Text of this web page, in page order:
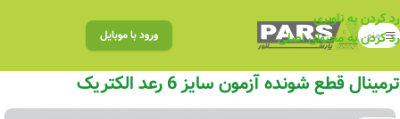
رد کردن به ناوبری
رد کردن به محتوای اصلی
منو ورود با موبایل
ترمینال قطع شونده آزمون سایز 6 رعد الکتریک